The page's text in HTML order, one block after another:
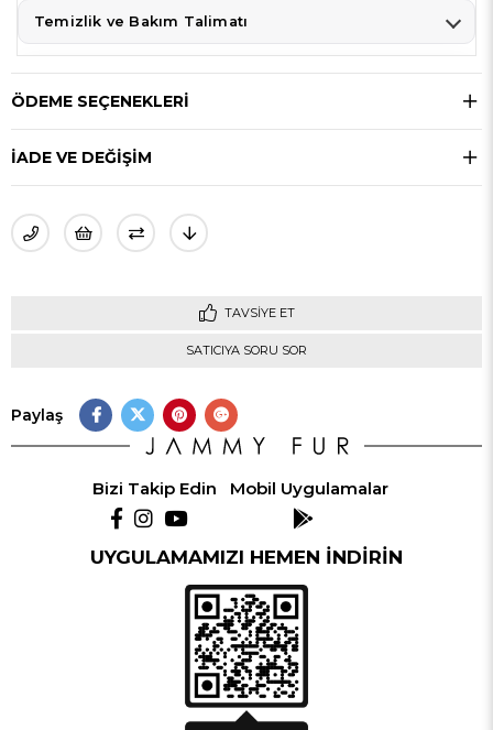
Temizlik ve Bakım Talimatı
ÖDEME SEÇENEKLERI
İADE VE DEĞİŞİM
TAVSIYE ET
SATICIYA SORU SOR
Paylaş
Bizi Takip Edin Mobil Uygulamalar
UYGULAMAMIZI HEMEN İNDİRİN